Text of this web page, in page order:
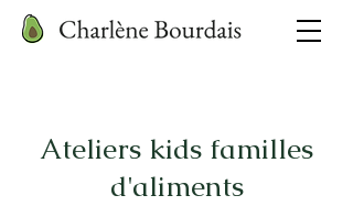
Ateliers kids familles
d'aliments